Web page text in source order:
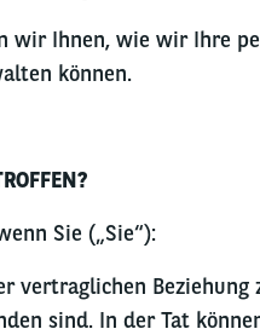
Ihnen, wie wir Ihre
können.
Sie („Sie“):
vertraglichen Beziehung
sind. In der Tat